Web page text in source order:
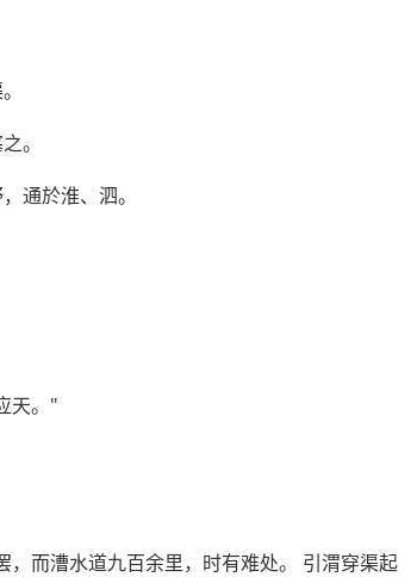
。
通於淮、泗。
天。"
而漕水道九百余里，时有难处。 引渭穿渠起